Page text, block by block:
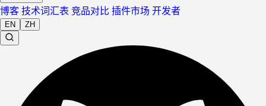
博客技术词汇表 竞品对比 插件市场 开发者
EN ZH